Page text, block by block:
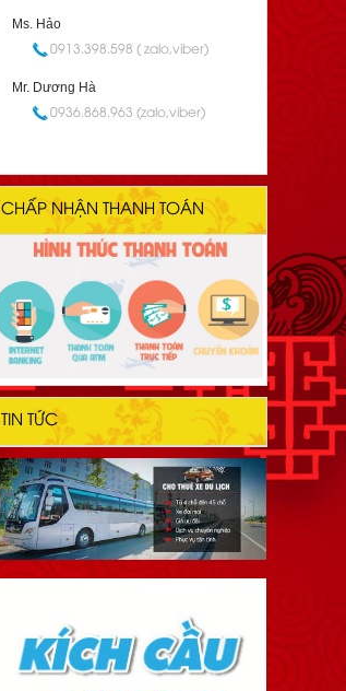
Ms. Hảo
0913.398.598 ( zalo,viber)
Mr. Dương Hà
0936.868.963 (zalo,viber)
CHẤP NHẬN THANH TOÁN
TIN TỨC